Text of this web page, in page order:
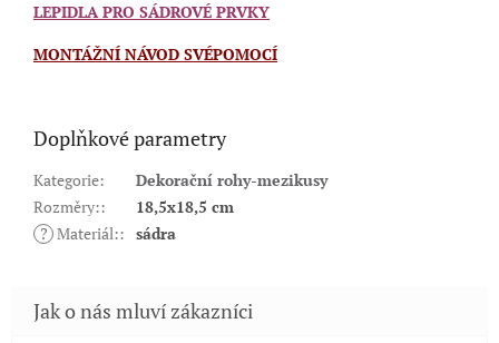
LEPIDLA PRO SÁDROVÉ PRVKY
MONTÁŽNÍ NÁVOD SVÉPOMOCÍ
Doplňkové parametry
Kategorie:
Dekorační rohy-mezikusy
Rozměry::
18,5x18,5 cm
? Materiál:: sádra